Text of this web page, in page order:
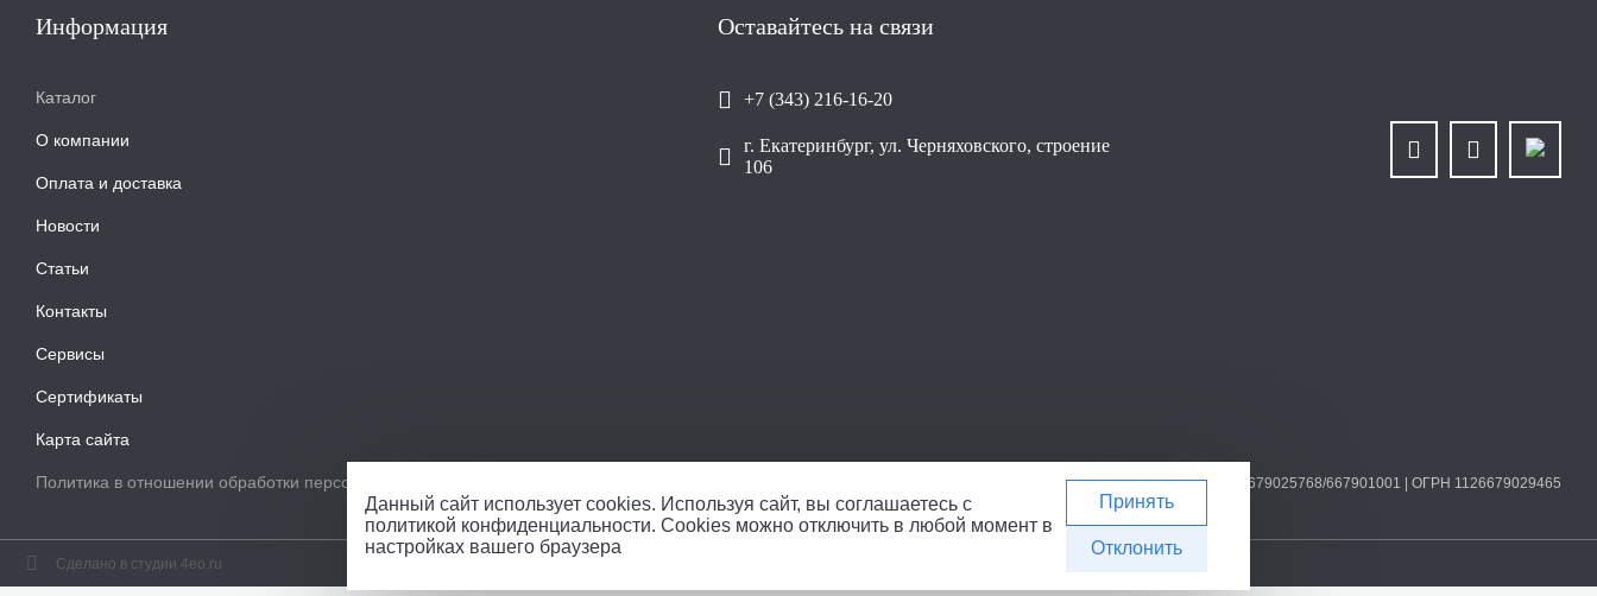
Информация
Каталог
О компании
Оплата и доставка
Новости
Статьи
Контакты
Сервисы
Сертификаты
Карта сайта
Политика в отношении обработки персональных данных
Оставайтесь на связи
+7 (343) 216-16-20
г. Екатеринбург, ул. Черняховского, строение
106
ООО «Уралплит» | ИНН/КПП 6679025768/667901001 | ОГРН 1126679029465
Сделано в студии 4eo.ru
Данный сайт использует cookies. Используя сайт, вы соглашаетесь с
политикой конфиденциальности. Cookies можно отключить в любой момент в
настройках вашего браузера
Принять
Отклонить